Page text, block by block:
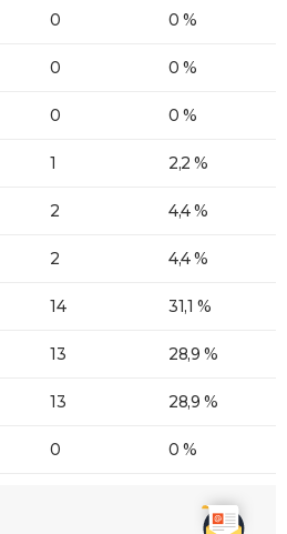
0 0 %
0 0 %
0 0 %
1 2,2 %
2 4,4 %
2 4,4 %
14 31,1 %
13 28,9 %
13 28,9 %
0 0 %